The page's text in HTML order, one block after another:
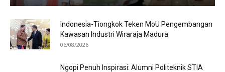
Indonesia-Tiongkok Teken MoU Pengembangan
Kawasan Industri Wiraraja Madura
06/08/2026
Ngopi Penuh Inspirasi: Alumni Politeknik STIA